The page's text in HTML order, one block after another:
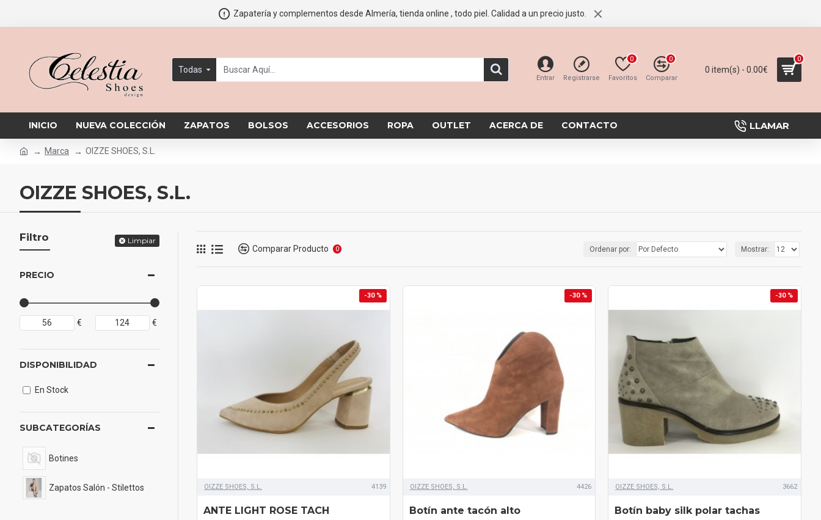
Zapatería y complementos desde Almería, tienda online , todo piel. Calidad a un precio justo.
Todas
Entrar Registrarse Favoritos
0
Comparar
0
0 item(s) - 0.00€
0
INICIO NUEVA COLECCIÓN ZAPATOS BOLSOS ACCESORIOS ROPA OUTLET ACERCA DE CONTACTO LLAMAR
Marca OIZZE SHOES, S.L.
OIZZE SHOES, S.L.
Filtro Limpiar
PRECIO
€ €
SUBCATEGORÍAS
Botines
Zapatos Salón - Stilettos
DISPONIBILIDAD
En Stock
Comparar Producto 0 Ordenar por: Mostrar:
-30 %
OIZZE SHOES, S.L. 4139
ANTE LIGHT ROSE TACH
-30 %
OIZZE SHOES, S.L. 4426
Botín ante tacón alto
-30 %
OIZZE SHOES, S.L. 3662
Botín baby silk polar tachas